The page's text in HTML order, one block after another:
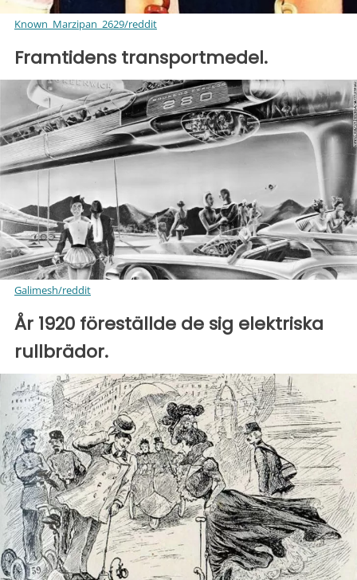
Known_Marzipan_2629/reddit
Framtidens transportmedel.
Galimesh/reddit
År 1920 föreställde de sig elektriska
rullbrädor.